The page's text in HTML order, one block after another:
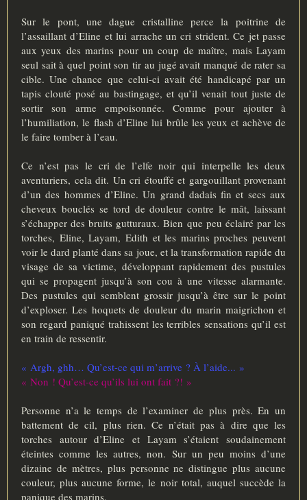
Sur le pont, une dague cristalline perce la poitrine de
l’assaillant d’Eline et lui arrache un cri strident. Ce jet passe
aux yeux des marins pour un coup de maître, mais Layam
seul sait à quel point son tir au jugé avait manqué de rater sa
cible. Une chance que celui-ci avait été handicapé par un
tapis clouté posé au bastingage, et qu’il venait tout juste de
sortir son arme empoisonnée. Comme pour ajouter à
l’humiliation, le flash d’Eline lui brûle les yeux et achève de
le faire tomber à l’eau.
Ce n’est pas le cri de l’elfe noir qui interpelle les deux
aventuriers, cela dit. Un cri étouffé et gargouillant provenant
d’un des hommes d’Eline. Un grand dadais fin et secs aux
cheveux bouclés se tord de douleur contre le mât, laissant
s’échapper des bruits gutturaux. Bien que peu éclairé par les
torches, Eline, Layam, Edith et les marins proches peuvent
voir le dard planté dans sa joue, et la transformation rapide du
visage de sa victime, développant rapidement des pustules
qui se propagent jusqu’à son cou à une vitesse alarmante.
Des pustules qui semblent grossir jusqu’à être sur le point
d’exploser. Les hoquets de douleur du marin maigrichon et
son regard paniqué trahissent les terribles sensations qu’il est
en train de ressentir.
« Argh, ghh… Qu’est-ce qui m’arrive ? À l’aide... »
« Non ! Qu’est-ce qu’ils lui ont fait ?! »
Personne n’a le temps de l’examiner de plus près. En un
battement de cil, plus rien. Ce n’était pas à dire que les
torches autour d’Eline et Layam s’étaient soudainement
éteintes comme les autres, non. Sur un peu moins d’une
dizaine de mètres, plus personne ne distingue plus aucune
couleur, plus aucune forme, le noir total, auquel succède la
panique des marins.